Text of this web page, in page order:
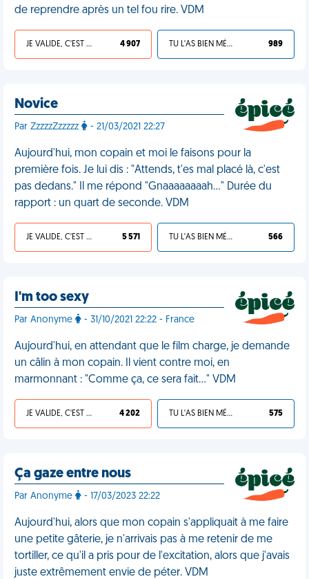
de reprendre après un tel fou rire. VDM
JE VALIDE, C'EST UNE VDM 4 907 TU L'AS BIEN MÉRITÉ 989
Novice
Par ZzzzzZzzzzz - 21/03/2021 22:27
Aujourd'hui, mon copain et moi le faisons pour la
première fois. Je lui dis : "Attends, t'es mal placé là, c'est
pas dedans." Il me répond "Gnaaaaaaaah…" Durée du
rapport : un quart de seconde. VDM
JE VALIDE, C'EST UNE VDM 5 571 TU L'AS BIEN MÉRITÉ 566
I'm too sexy
Par Anonyme - 31/10/2021 22:22 - France
Aujourd'hui, en attendant que le film charge, je demande
un câlin à mon copain. Il vient contre moi, en
marmonnant : "Comme ça, ce sera fait…" VDM
JE VALIDE, C'EST UNE VDM 4 202 TU L'AS BIEN MÉRITÉ 575
Ça gaze entre nous
Par Anonyme - 17/03/2023 22:22
Aujourd'hui, alors que mon copain s'appliquait à me faire
une petite gâterie, je n'arrivais pas à me retenir de me
tortiller, ce qu'il a pris pour de l'excitation, alors que j'avais
juste extrêmement envie de péter. VDM